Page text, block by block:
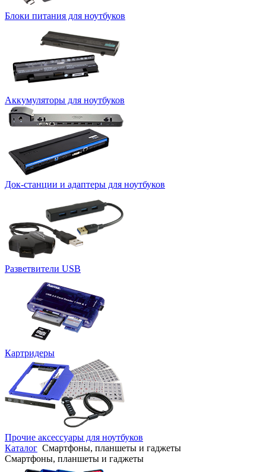
Блоки питания для ноутбуков
Аккумуляторы для ноутбуков
Док-станции и адаптеры для ноутбуков
Разветвители USB
Картридеры
Прочие аксессуары для ноутбуков
Каталог Смартфоны, планшеты и гаджеты
Смартфоны, планшеты и гаджеты